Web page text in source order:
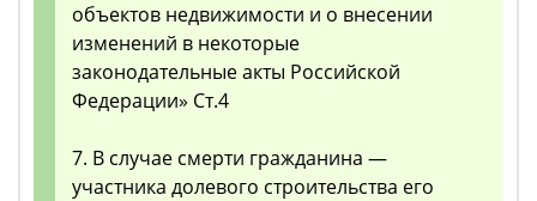
объектов недвижимости и о внесении
изменений в некоторые
законодательные акты Российской
Федерации» Ст.4
7. В случае смерти гражданина —
участника долевого строительства его